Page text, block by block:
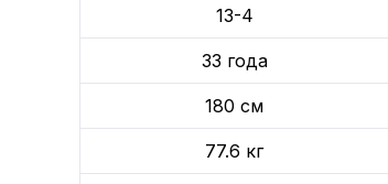
13-4
33 года
180 см
77.6 кг